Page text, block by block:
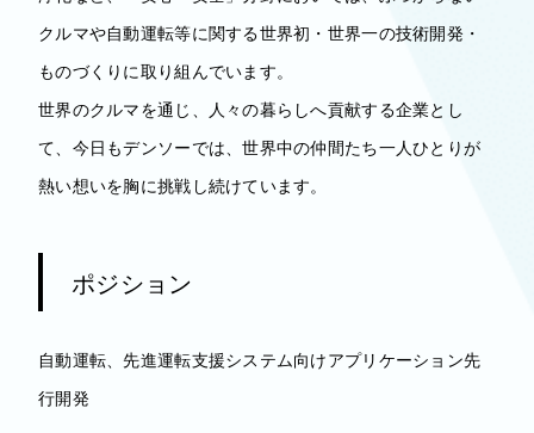
クルマや自動運転等に関する世界初・世界一の技術開発・
ものづくりに取り組んでいます。
世界のクルマを通じ、人々の暮らしへ貢献する企業とし
て、今日もデンソーでは、世界中の仲間たち一人ひとりが
熱い想いを胸に挑戦し続けています。
ポジション
自動運転、先進運転支援システム向けアプリケーション先
行開発